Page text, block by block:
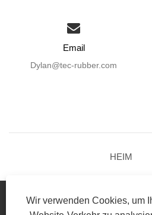
Wir verwenden Cookies, um
Email
Dylan@tec-rubber.com
HEIM